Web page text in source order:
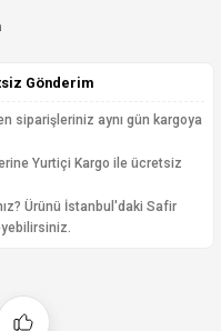
Gönderim
siparişleriniz aynı gün kargoya
Yurtiçi Kargo ile ücretsiz
Ürünü İstanbul'daki Safir